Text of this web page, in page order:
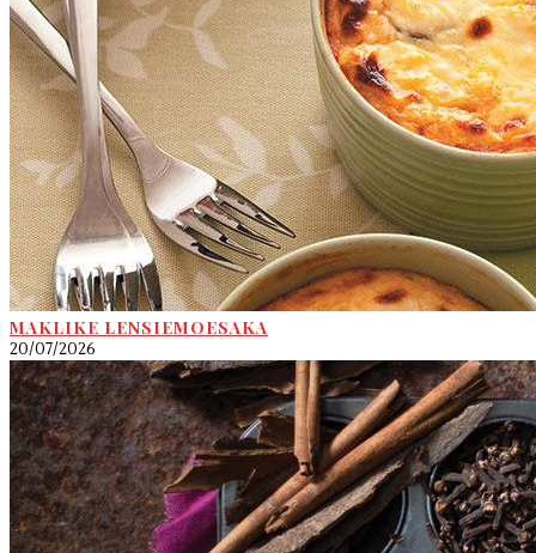
MAKLIKE LENSIEMOESAKA
20/07/2026